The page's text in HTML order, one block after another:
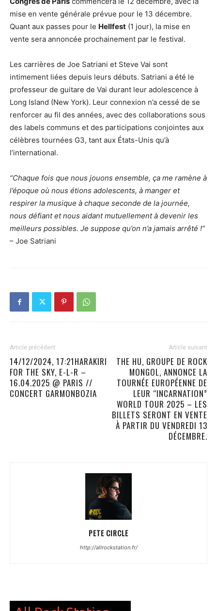
mise en vente générale prévue pour le 13 décembre.
Quant aux passes pour le Hellfest (1 jour), la mise en
vente sera annoncée prochainement par le festival.
Les carrières de Joe Satriani et Steve Vai sont
intimement liées depuis leurs débuts. Satriani a été le
professeur de guitare de Vai durant leur adolescence à
Long Island (New York). Leur connexion n’a cessé de se
renforcer au fil des années, avec des collaborations sous
des labels communs et des participations conjointes aux
célèbres tournées G3, tant aux États-Unis qu’à
l’international.
“Chaque fois que nous jouons ensemble, ça me ramène à
l’époque où nous étions adolescents, à manger et
respirer la musique à chaque seconde de la journée,
nous défiant et nous aidant mutuellement à devenir les
meilleurs possibles. Je suppose qu’on n’a jamais arrêté !”
– Joe Satriani
Article précédent
14/12/2024, 17:21HARAKIRI
FOR THE SKY, E-L-R –
16.04.2025 @ PARIS //
CONCERT GARMONBOZIA
Article suivant
THE HU, GROUPE DE ROCK
MONGOL, ANNONCE LA
TOURNÉE EUROPÉENNE DE
LEUR “INCARNATION”
WORLD TOUR 2025 – LES
BILLETS SERONT EN VENTE
À PARTIR DU VENDREDI 13
DÉCEMBRE.
PETE CIRCLE
http://allrockstation.fr/